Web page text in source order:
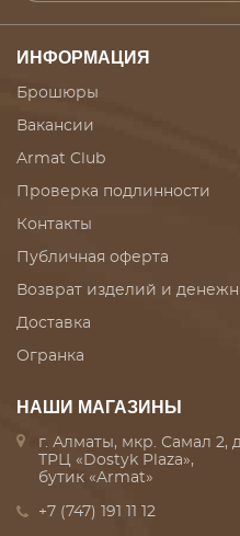
ИНФОРМАЦИЯ
Брошюры
Вакансии
Armat Club
Проверка подлинности
Контакты
Публичная оферта
Возврат изделий и
Доставка
Огранка
НАШИ МАГАЗИНЫ
г. Алматы, мкр. Самал 2,
ТРЦ «Dostyk Plaza»,
бутик «Armat»
+7 (747) 191 11 12